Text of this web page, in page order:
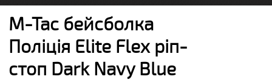
M-Tac бейсболка
Поліція Elite Flex ріп-
стоп Dark Navy Blue